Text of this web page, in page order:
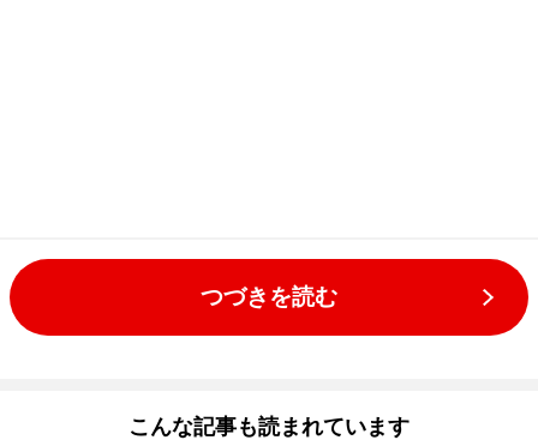
つづきを読む
こんな記事も読まれています